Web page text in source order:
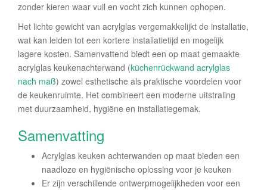
zonder kieren waar vuil en vocht zich kunnen ophopen.
Het lichte gewicht van acrylglas vergemakkelijkt de installatie,
wat kan leiden tot een kortere installatietijd en mogelijk
lagere kosten. Samenvattend biedt een op maat gemaakte
acrylglas keukenachterwand (küchenrückwand acrylglas
nach maß) zowel esthetische als praktische voordelen voor
de keukenruimte. Het combineert een moderne uitstraling
met duurzaamheid, hygiëne en installatiegemak.
Samenvatting
Acrylglas keuken achterwanden op maat bieden een
naadloze en hygiënische oplossing voor je keuken
Er zijn verschillende ontwerpmogelijkheden voor een